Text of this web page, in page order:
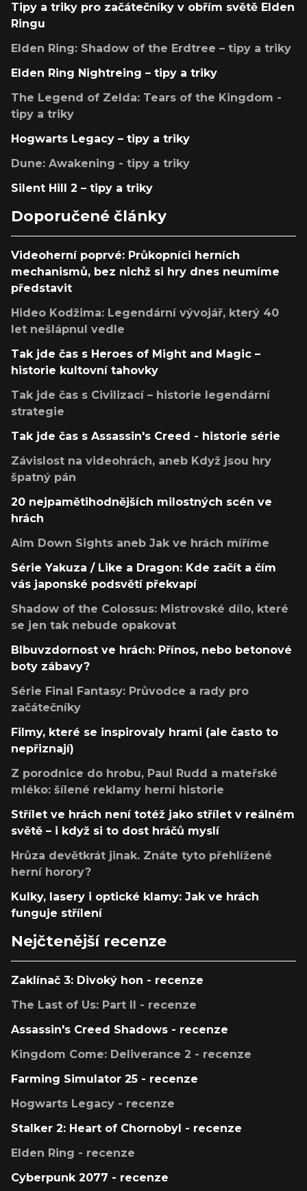
Tipy a triky pro začátečníky v obřím světě Elden
Ringu
Elden Ring: Shadow of the Erdtree – tipy a triky
Elden Ring Nightreing – tipy a triky
The Legend of Zelda: Tears of the Kingdom -
tipy a triky
Hogwarts Legacy – tipy a triky
Dune: Awakening - tipy a triky
Silent Hill 2 – tipy a triky
Doporučené články
Videoherní poprvé: Průkopníci herních
mechanismů, bez nichž si hry dnes neumíme
představit
Hideo Kodžima: Legendární vývojář, který 40
let nešlápnul vedle
Tak jde čas s Heroes of Might and Magic –
historie kultovní tahovky
Tak jde čas s Civilizací – historie legendární
strategie
Tak jde čas s Assassin's Creed - historie série
Závislost na videohrách, aneb Když jsou hry
špatný pán
20 nejpamětihodnějších milostných scén ve
hrách
Aim Down Sights aneb Jak ve hrách míříme
Série Yakuza / Like a Dragon: Kde začít a čím
vás japonské podsvětí překvapí
Shadow of the Colossus: Mistrovské dílo, které
se jen tak nebude opakovat
Blbuvzdornost ve hrách: Přínos, nebo betonové
boty zábavy?
Série Final Fantasy: Průvodce a rady pro
začátečníky
Filmy, které se inspirovaly hrami (ale často to
nepřiznají)
Z porodnice do hrobu, Paul Rudd a mateřské
mléko: šílené reklamy herní historie
Střílet ve hrách není totéž jako střílet v reálném
světě – i když si to dost hráčů myslí
Hrůza devětkrát jinak. Znáte tyto přehlížené
herní horory?
Kulky, lasery i optické klamy: Jak ve hrách
funguje střílení
Nejčtenější recenze
Zaklínač 3: Divoký hon - recenze
The Last of Us: Part II - recenze
Assassin's Creed Shadows - recenze
Kingdom Come: Deliverance 2 - recenze
Farming Simulator 25 - recenze
Hogwarts Legacy - recenze
Stalker 2: Heart of Chornobyl - recenze
Elden Ring - recenze
Cyberpunk 2077 - recenze